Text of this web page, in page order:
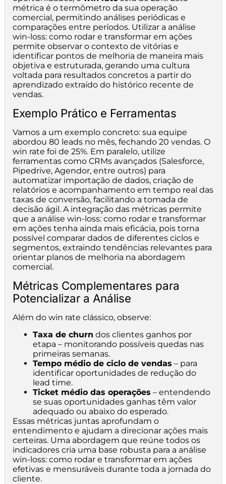
métrica é o termômetro da sua operação
comercial, permitindo análises periódicas e
comparações entre períodos. Utilizar a análise
win-loss: como rodar e transformar em ações
permite observar o contexto de vitórias e
identificar pontos de melhoria de maneira mais
objetiva e estruturada, gerando uma cultura
voltada para resultados concretos a partir do
aprendizado extraído do histórico recente de
vendas.
Exemplo Prático e Ferramentas
Vamos a um exemplo concreto: sua equipe
abordou 80 leads no mês, fechando 20 vendas. O
win rate foi de 25%. Em paralelo, utilize
ferramentas como CRMs avançados (Salesforce,
Pipedrive, Agendor, entre outros) para
automatizar importação de dados, criação de
relatórios e acompanhamento em tempo real das
taxas de conversão, facilitando a tomada de
decisão ágil. A integração das métricas permite
que a análise win-loss: como rodar e transformar
em ações tenha ainda mais eficácia, pois torna
possível comparar dados de diferentes ciclos e
segmentos, extraindo tendências relevantes para
orientar planos de melhoria na abordagem
comercial.
Métricas Complementares para
Potencializar a Análise
Além do win rate clássico, observe:
Taxa de churn dos clientes ganhos por
etapa – monitorando possíveis quedas nas
primeiras semanas.
Tempo médio de ciclo de vendas – para
identificar oportunidades de redução do
lead time.
Ticket médio das operações – entendendo
se suas oportunidades ganhas têm valor
adequado ou abaixo do esperado.
Essas métricas juntas aprofundam o
entendimento e ajudam a direcionar ações mais
certeiras. Uma abordagem que reúne todos os
indicadores cria uma base robusta para a análise
win-loss: como rodar e transformar em ações
efetivas e mensuráveis durante toda a jornada do
cliente.